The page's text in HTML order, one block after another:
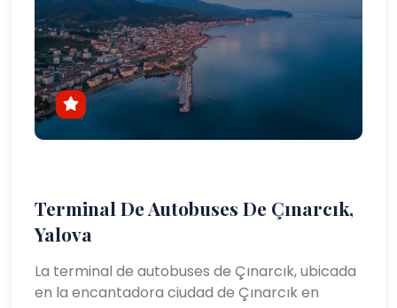
Terminal De Autobuses De Çınarcık,
Yalova
La terminal de autobuses de Çınarcık, ubicada
en la encantadora ciudad de Çınarcık en